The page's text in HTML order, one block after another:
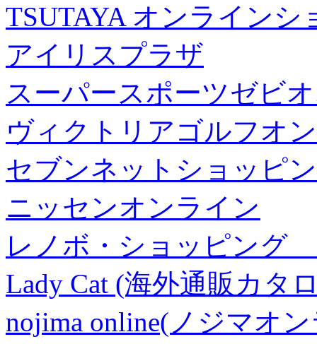
TSUTAYA オンラインシ
アイリスプラザ
スーパースポーツゼビ
ヴィクトリアゴルフオ
セブンネットショッピ
ニッセンオンライン
レノボ・ショッピング
Lady Cat (海外通販カタ
nojima online(ノジマオ